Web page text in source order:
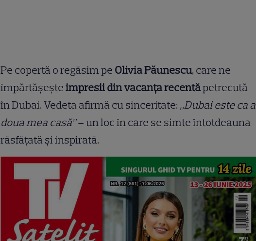
Pe copertă o regăsim pe Olivia Păunescu, care ne
împărtășeșteimpresii din vacanța recentăpetrecută
în Dubai. Vedeta afirmă cu sinceritate: „Dubai este ca a
doua mea casă”– un loc în care se simte întotdeauna
răsfățată și inspirată.